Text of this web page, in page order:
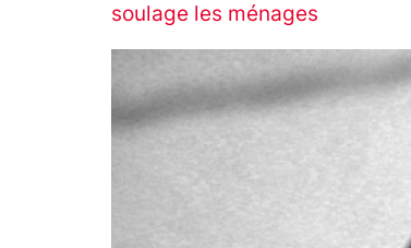
soulage les ménages